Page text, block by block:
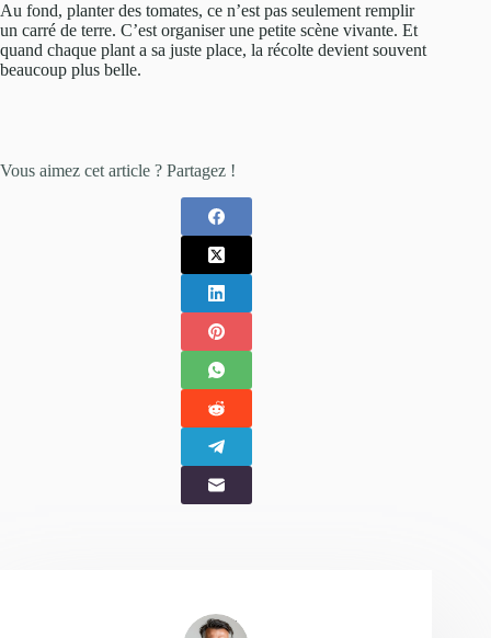
Au fond, planter des tomates, ce n’est pas seulement remplir
un carré de terre. C’est organiser une petite scène vivante. Et
quand chaque plant a sa juste place, la récolte devient souvent
beaucoup plus belle.
Vous aimez cet article ? Partagez !